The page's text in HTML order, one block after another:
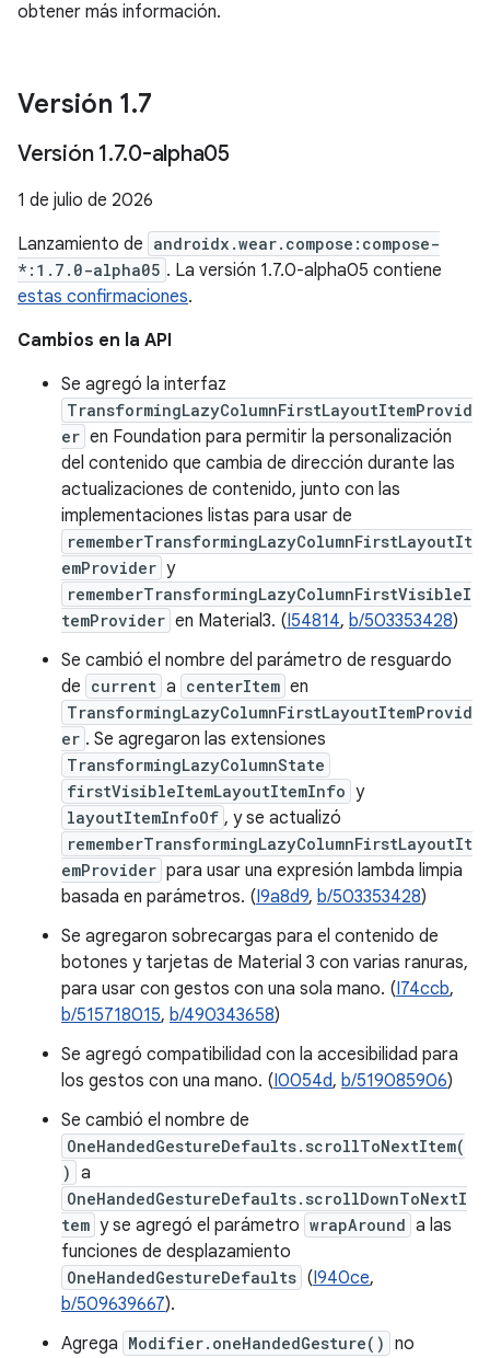
obtener más información.
Versión 1.7
Versión 1.7.0-alpha05
1 de julio de 2026
Lanzamiento de androidx.wear.compose:compose-
*:1.7.0-alpha05 . La versión 1.7.0-alpha05 contiene
estas confirmaciones.
Cambios en la API
Se agregó la interfaz
TransformingLazyColumnFirstLayoutItemProvid
er en Foundation para permitir la personalización
del contenido que cambia de dirección durante las
actualizaciones de contenido, junto con las
implementaciones listas para usar de
rememberTransformingLazyColumnFirstLayoutIt
emProvider y
rememberTransformingLazyColumnFirstVisibleI
temProvider en Material3. (I54814, b/503353428)
Se cambió el nombre del parámetro de resguardo
de current a centerItem en
TransformingLazyColumnFirstLayoutItemProvid
er . Se agregaron las extensiones
TransformingLazyColumnState
firstVisibleItemLayoutItemInfo y
layoutItemInfoOf , y se actualizó
rememberTransformingLazyColumnFirstLayoutIt
emProvider para usar una expresión lambda limpia
basada en parámetros. (I9a8d9, b/503353428)
Se agregaron sobrecargas para el contenido de
botones y tarjetas de Material 3 con varias ranuras,
para usar con gestos con una sola mano. (I74ccb,
b/515718015, b/490343658)
Se agregó compatibilidad con la accesibilidad para
los gestos con una mano. (I0054d, b/519085906)
Se cambió el nombre de
OneHandedGestureDefaults.scrollToNextItem(
) a
OneHandedGestureDefaults.scrollDownToNextI
tem y se agregó el parámetro wrapAround a las
funciones de desplazamiento
OneHandedGestureDefaults (I940ce,
b/509639667).
Agrega Modifier.oneHandedGesture() no